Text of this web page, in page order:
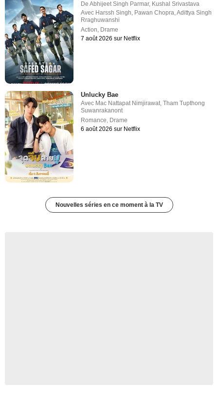
DeAbhijeet Singh Parmar, Kushal Srivastava
Avec Harssh Singh, Pawan Chopra,Adittya Singh
Rraghuwanshi
Action, Drame
7 août 2026 sur Netflix
Unlucky Bae
Avec Mac Nattapat Nimjirawat ,Tham Tupthong
Suwanrakanont
Romance Drame
6 août 2026 sur Netflix
Nouvelles séries en ce moment à la TV